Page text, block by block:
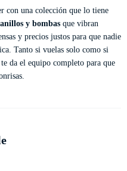
con una colección que lo tiene
y bombasque vibran
y precios justos para que nadie
Tanto si vuelas solo como si
da el equipo completo para que